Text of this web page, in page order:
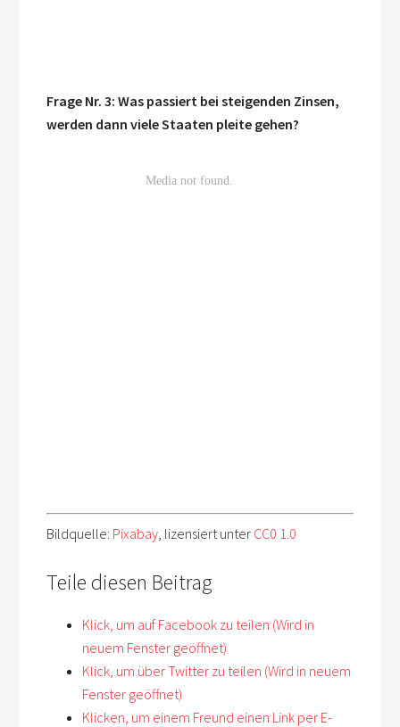
Frage Nr. 3: Was passiert bei steigenden Zinsen,
werden dann viele Staaten pleite gehen?
Bildquelle: Pixabay , lizensiert unter CC0 1.0
Teile diesen Beitrag
Klick, um auf Facebook zu teilen (Wird in
neuem Fenster geöffnet)
Klick, um über Twitter zu teilen (Wird in neuem
Fenster geöffnet)
Klicken, um einem Freund einen Link per E-